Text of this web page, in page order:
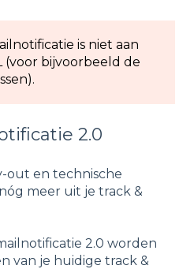
is niet aan
(voor bijvoorbeeld de
2.0
out en technische
meer uit je track &
2.0 worden
van je huidige track &